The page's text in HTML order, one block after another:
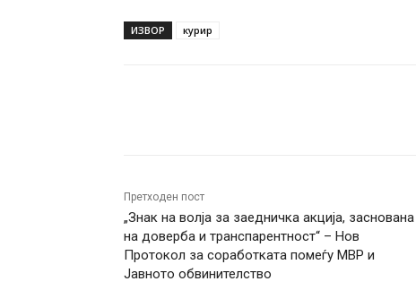
ИЗВОР курир
Претходен пост
„Знак на волја за заедничка акција, заснована
на доверба и транспарентност“ – Нов
Протокол за соработката помеѓу МВР и
Јавното обвинителство